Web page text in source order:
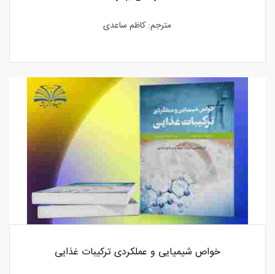
مترجم: کاظم ساعدی
خواص شیمیایی و عملکردی ترکیبات غذایی